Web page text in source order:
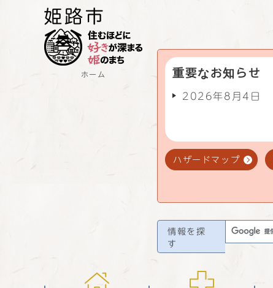
ホーム 重要なお知らせ
2026年8月4日
ハザードマップ
情報を探
す